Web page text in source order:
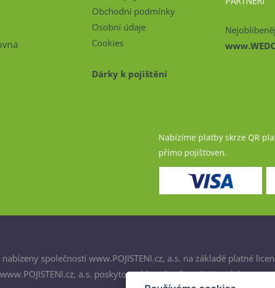
Obchodní podmínky
Osobní údaje
Cookies
Dárky k pojištění
Nabízíme platby skrze QR
přímo pojišťoven.
společností www.POJISTENI.cz, a.s. na základě platné
a.s. poskytovat klientům finanční produkty a